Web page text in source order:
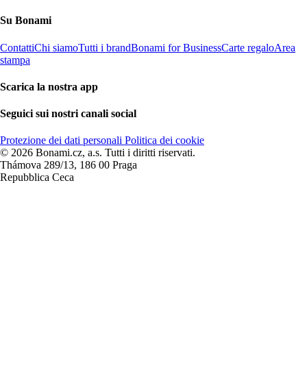
Su Bonami
ContattiChi siamoTutti i brandBonami for BusinessCarte regaloArea
stampa
Scarica la nostra app
Seguici sui nostri canali social
Protezione dei dati personali Politica dei cookie
© 2026 Bonami.cz, a.s. Tutti i diritti riservati.
Thámova 289/13, 186 00 Praga
Repubblica Ceca